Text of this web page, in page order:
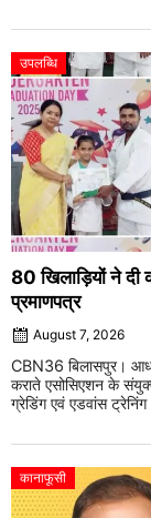
उपलब्धि
80 खिलाड़ियों ने दी
प्रमाणपत्र
August 7, 2026
CBN36 बिलासपुर।
कराते एसोसिएशन के
ग्रेडिंग एवं एडवांस
कानाफूसी